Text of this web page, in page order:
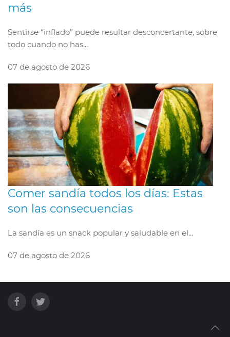
más
Sentirse “inflado” puede resultar desconcertante, sobre
todo cuando no has...
07 de agosto de 2026
Comer sandía todos los días: Estas
son las consecuencias
La sandía es un snack popular y saludable en el...
07 de agosto de 2026